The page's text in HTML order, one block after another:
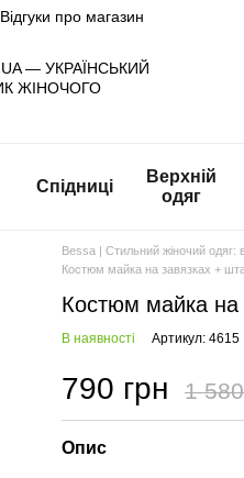
Відгуки про магазин
Спідниці
Верхній
одяг
Bessa | Стильний жіночий одяг:
Костюм майка на завязках +
Костюм майка на
В наявності Артикул: 4615
790 грн 1
Опис